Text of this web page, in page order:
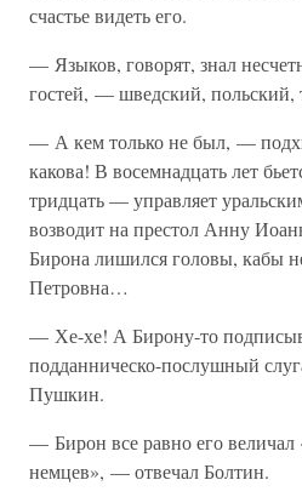
счастье видеть его.
— Языков, говорят, знал
гостей, — шведский, польский,
— А кем только не был, —
какова! В восемнадцать лет
тридцать — управляет
возводит на престол Анну
Бирона лишился головы, кабы
Петровна…
— Хе-хе! А Бирону-то
подданническо-послушный
Пушкин.
— Бирон все равно его величал
немцев», — отвечал Болтин.